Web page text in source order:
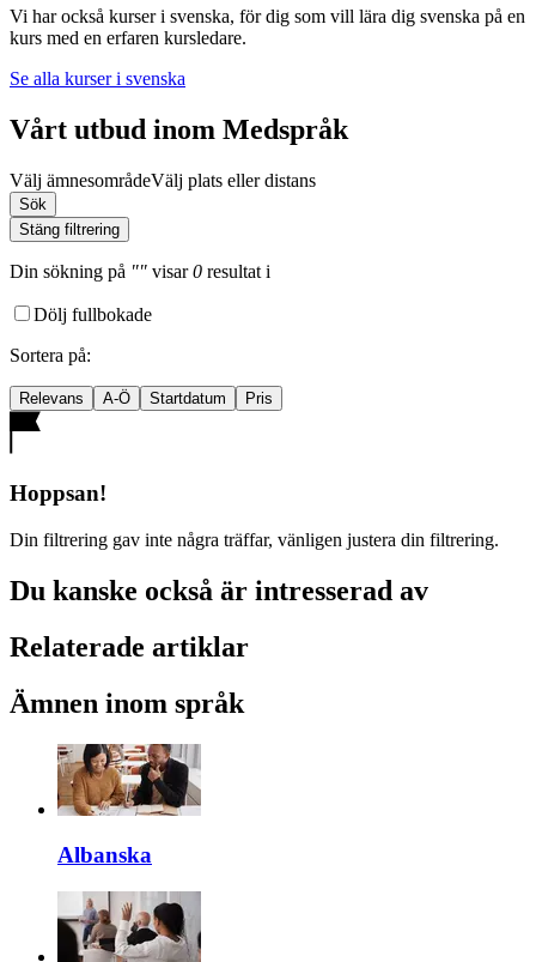
Vi har också kurser i svenska, för dig som vill lära dig svenska på en
kurs med en erfaren kursledare.
Se alla kurser i svenska
Vårt utbud inom Medspråk
Välj ämnesområdeVälj plats eller distans
Sök
Stäng filtrering
Din sökning på "" visar0 resultat i
Dölj fullbokade
Sortera på:
Relevans A-Ö Startdatum Pris
Hoppsan!
Din filtrering gav inte några träffar, vänligen justera din filtrering.
Du kanske också är intresserad av
Relaterade artiklar
Ämnen inom språk
Albanska